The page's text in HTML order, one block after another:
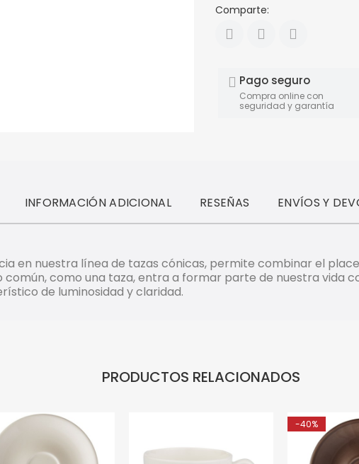
Comparte:
Pago seguro
Compra online con
seguridad y garantía
INFORMACIÓN ADICIONAL RESEÑAS ENVÍOS Y
en nuestra línea de tazas cónicas, permite combinar el
como una taza, entra a formar parte de nuestra vida
de luminosidad y claridad.
PRODUCTOS RELACIONADOS
-40%